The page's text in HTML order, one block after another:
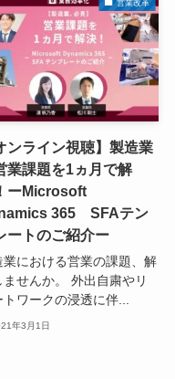
営業改革
ンライン視聴】製造業
業課題を1ヵ月で解
ーMicrosoft
365 SFAテン
ートのご紹介ー
業における営業の課題、解
ませんか。 外出自粛やリ
トワークの浸透に伴...
年3月1日